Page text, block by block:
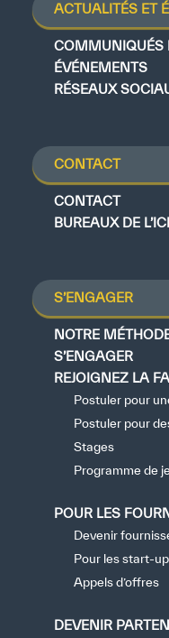
ACTUALITÉS ET
COMMUNIQUÉS
ÉVÉNEMENTS
RÉSEAUX
CONTACT
CONTACT
BUREAUX DE
S’ENGAGER
NOTRE
S’ENGAGER
REJOIGNEZ LA
Postuler pour
Postuler pour
Stages
Programme de
POUR LES
Devenir
Pour les start-
Appels d’offres
DEVENIR